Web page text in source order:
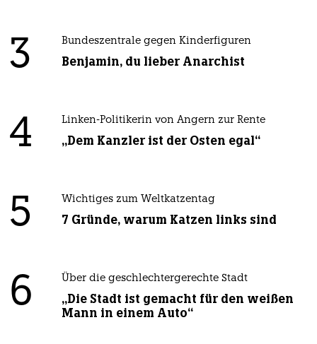
3 Bundeszentrale gegen Kinderfiguren
Benjamin, du lieber Anarchist
4 Linken-Politikerin von Angern zur Rente
„Dem Kanzler ist der Osten egal“
5 Wichtiges zum Weltkatzentag
7 Gründe, warum Katzen links sind
6 Über die geschlechtergerechte Stadt
„Die Stadt ist gemacht für den weißen
Mann in einem Auto“